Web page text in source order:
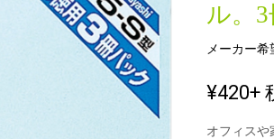
ル。
メーカー
¥420+
オフィスや